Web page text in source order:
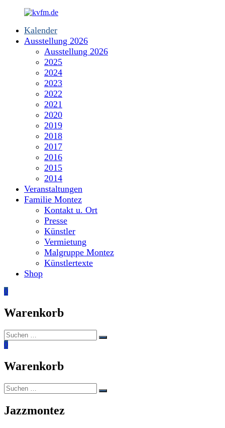
springen
kvfm.de
Kalender
Ausstellung 2026
Ausstellung 2026
2025
2024
2023
2022
2021
2020
2019
2018
2017
2016
2015
2014
Veranstaltungen
Familie Montez
Kontakt u. Ort
Presse
Künstler
Vermietung
Malgruppe Montez
Künstlertexte
Shop
0
Warenkorb
Suchen
nach:
Suchen
0
Warenkorb
Suchen
nach:
Suchen
Jazzmontez